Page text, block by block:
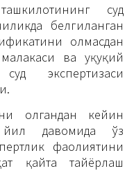
суд
белгиланган
олмасдан
ва ҳуқуқий
экспертизаси
олгандан кейин
давомида ўз
фаолиятини
қайта тайёрлаш